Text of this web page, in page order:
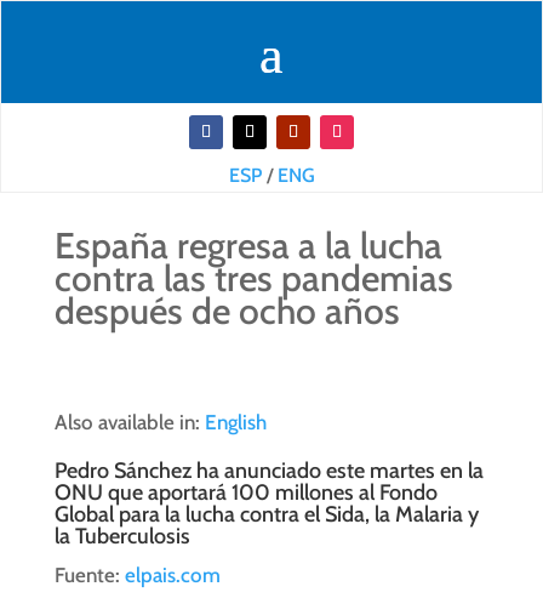
ESP/ ENG
España regresa a la lucha
contra las tres pandemias
después de ocho años
Also available in: English
Pedro Sánchez ha anunciado este martes en la
ONU que aportará 100 millones al Fondo
Global para la lucha contra el Sida, la Malaria y
la Tuberculosis
Fuente: elpais.com